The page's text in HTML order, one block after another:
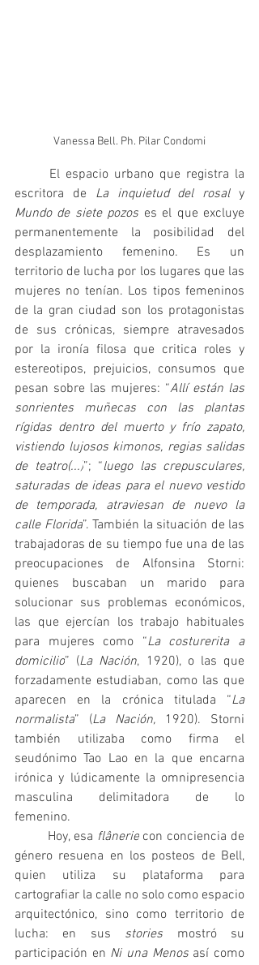
Vanessa Bell. Ph. Pilar Condomi
escritora de La inquietud del rosal
Mundo de siete pozos es el que excluye
permanentemente la posibilidad del
desplazamiento femenino. Es un
territorio de lucha por los lugares que las
mujeres no tenían. Los tipos femeninos
de la gran ciudad son los protagonistas
de sus crónicas, siempre atravesados
por la ironía filosa que critica roles y
estereotipos, prejuicios, consumos que
pesan sobre las mujeres: “Allí están las
sonrientes muñecas con las plantas
rígidas dentro del muerto y frío zapato,
vistiendo lujosos kimonos, regias salidas
de teatro(...)”; “luego las crepusculares,
saturadas de ideas para el nuevo vestido
de temporada, atraviesan de nuevo la
calle Florida”. También la situación de las
trabajadoras de su tiempo fue una de las
preocupaciones de Alfonsina Storni:
quienes buscaban un marido para
solucionar sus problemas económicos,
las que ejercían los trabajo habituales
para mujeres como “La costurerita a
domicilio” (La Nación, 1920), o las que
forzadamente estudiaban, como las que
aparecen en la crónica titulada “La
normalista” (La Nación, 1920). Storni
también utilizaba como firma el
seudónimo Tao Lao en la que encarna
irónica y lúdicamente la omnipresencia
masculina delimitadora de lo
femenino.
	Hoy, esa
flânerie con conciencia de
género resuena en los posteos de Bell,
quien utiliza su plataforma para
cartografiar la calle no solo como espacio
arquitectónico, sino como territorio de
lucha: en sus stories mostró
su
participación en Ni una Menos así como